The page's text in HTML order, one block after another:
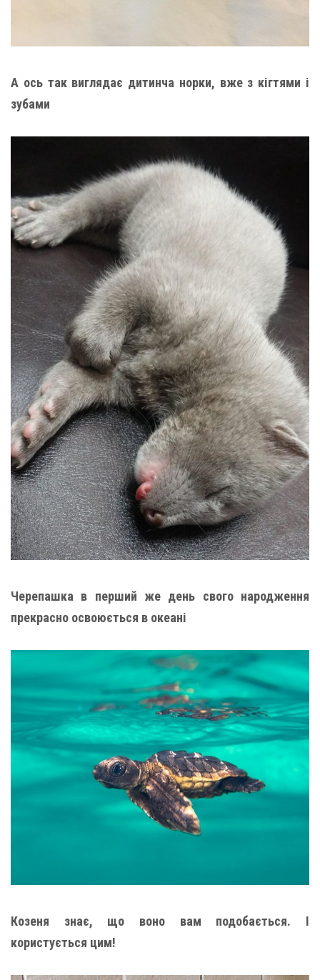
А ось так виглядає дитинча норки, вже з кігтями і
зубами
Черепашка в перший же день свого народження
прекрасно освоюється в океані
Козеня знає, що воно вам подобається. І
користується цим!